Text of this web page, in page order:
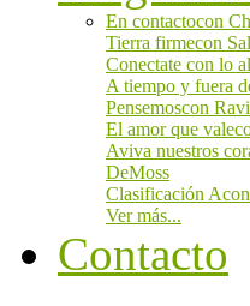
En contactocon
Tierra firmecon
Conectate con lo
A tiempo y fuera
Pensemoscon
El amor que vale
Aviva nuestros
DeMoss
Clasificación A
Ver más...
Contacto